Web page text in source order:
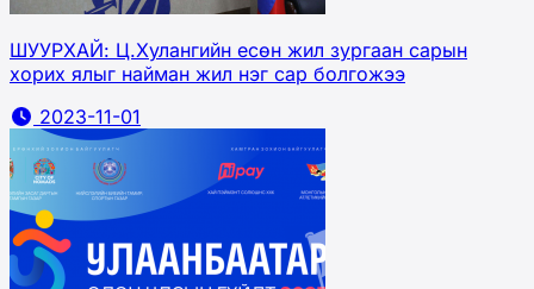
ШУУРХАЙ: Ц.Хулангийн есөн жил зургаан сарын
хорих ялыг найман жил нэг сар болгожээ
2023-11-01